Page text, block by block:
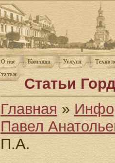
Статьи
Главная»
Павел
П.А.